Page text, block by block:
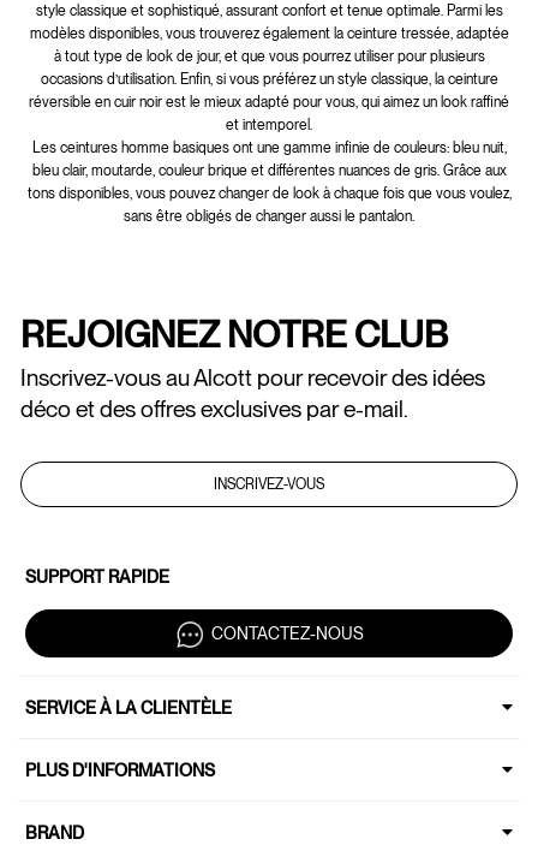
style classique et sophistiqué, assurant confort et tenue optimale. Parmi les
modèles disponibles, vous trouverez également la ceinture tressée, adaptée
à tout type de look de jour, et que vous pourrez utiliser pour plusieurs
occasions d’utilisation. Enfin, si vous préférez un style classique, la ceinture
réversible en cuir noir est le mieux adapté pour vous, qui aimez un look raffiné
et intemporel.
Les ceintures homme basiques ont une gamme infinie de couleurs: bleu nuit,
bleu clair, moutarde, couleur brique et différentes nuances de gris. Grâce aux
tons disponibles, vous pouvez changer de look à chaque fois que vous voulez,
sans être obligés de changer aussi le pantalon.
REJOIGNEZ NOTRE CLUB
Inscrivez-vous au Alcott pour recevoir des idées
déco et des offres exclusives par e-mail.
INSCRIVEZ-VOUS
SUPPORT RAPIDE
CONTACTEZ-NOUS
SERVICE À LA CLIENTÈLE
PLUS D'INFORMATIONS
BRAND